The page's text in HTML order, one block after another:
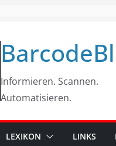
Informieren. Scannen.
Automatisieren.
LEXIKON LINKS